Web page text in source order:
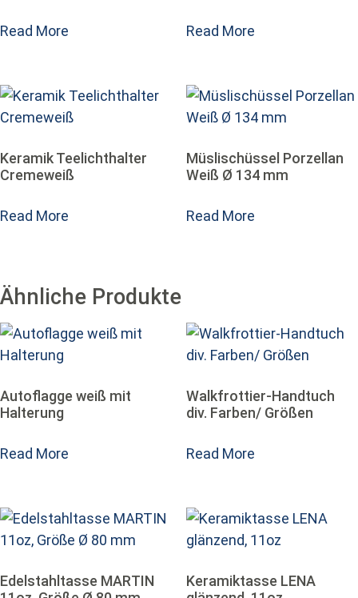
Read More Read More
Keramik Teelichthalter
Cremeweiß
Read More
Müslischüssel Porzellan
Weiß Ø 134 mm
Read More
Ähnliche Produkte
Autoflagge weiß mit
Halterung
Read More
Walkfrottier-Handtuch
div. Farben/ Größen
Read More
Edelstahltasse MARTIN
Keramiktasse LENA